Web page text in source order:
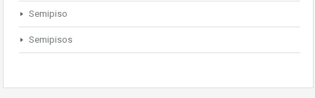
Semipiso
Semipisos